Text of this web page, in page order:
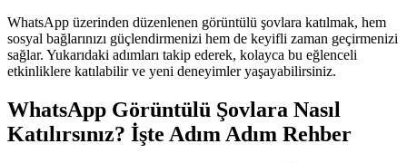
WhatsApp üzerinden düzenlenen görüntülü şovlara katılmak, hem
sosyal bağlarınızı güçlendirmenizi hem de keyifli zaman geçirmenizi
sağlar. Yukarıdaki adımları takip ederek, kolayca bu eğlenceli
etkinliklere katılabilir ve yeni deneyimler yaşayabilirsiniz.
WhatsApp Görüntülü Şovlara Nasıl
Katılırsınız? İşte Adım Adım Rehber